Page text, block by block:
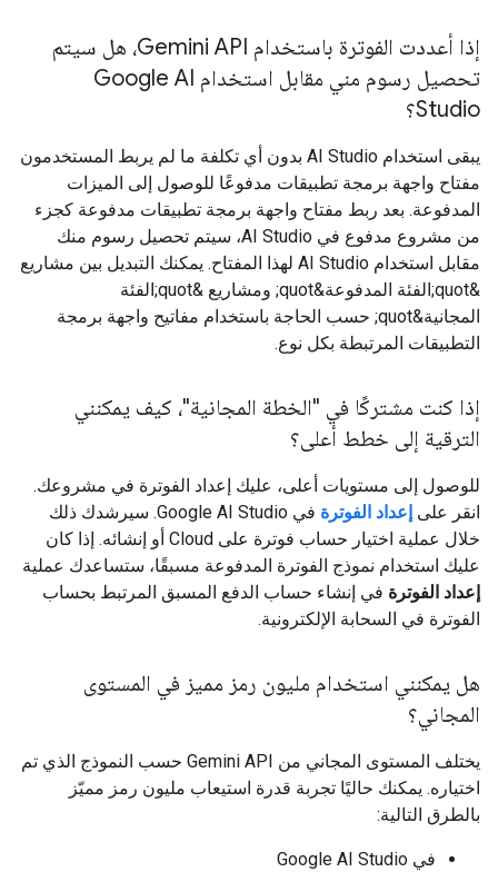
إذا أعددت الفوترة باستخدام Gemini API، هل سيتم
تحصيل رسوم مني مقابل استخدام Google AI
Studio؟
يبقى استخدام AI Studio بدون أي تكلفة ما لم يربط المستخدمون
مفتاح واجهة برمجة تطبيقات مدفوعًا للوصول إلى الميزات
المدفوعة. بعد ربط مفتاح واجهة برمجة تطبيقات مدفوعة كجزء
من مشروع مدفوع في AI Studio، سيتم تحصيل رسوم منك
مقابل استخدام AI Studio لهذا المفتاح. يمكنك التبديل بين مشاريع
&quot;الفئة المدفوعة&quot; ومشاريع &quot;الفئة
المجانية&quot; حسب الحاجة باستخدام مفاتيح واجهة برمجة
التطبيقات المرتبطة بكل نوع.
إذا كنت مشتركًا في "الخطة المجانية"، كيف يمكنني
الترقية إلى خطط أعلى؟
للوصول إلى مستويات أعلى، عليك إعداد الفوترة في مشروعك.
انقر على إعداد الفوترة
في Google AI Studio. سيرشدك ذلك
خلال عملية اختيار حساب فوترة على Cloud أو إنشائه. إذا كان
عليك استخدام نموذج الفوترة المدفوعة مسبقًا، ستساعدك عملية
إعداد الفوترة في إنشاء حساب الدفع المسبق المرتبط بحساب
الفوترة في السحابة الإلكترونية.
هل يمكنني استخدام مليون رمز مميز في المستوى
المجاني؟
يختلف المستوى المجاني من Gemini API حسب النموذج الذي تم
اختياره. يمكنك حاليًا تجربة قدرة استيعاب مليون رمز مميّز
بالطرق التالية:
في Google AI Studio